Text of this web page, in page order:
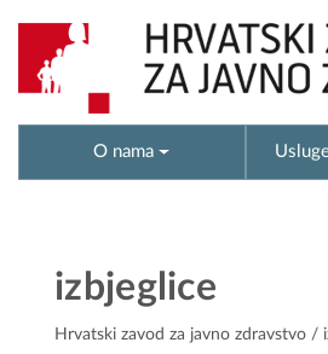
O nama
izbjeglice
Hrvatski zavod za javno zdravstvo /